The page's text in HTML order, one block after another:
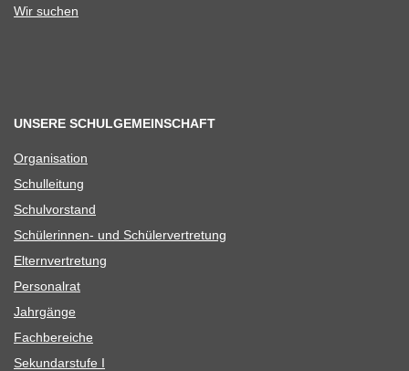
Wir suchen
UNSERE SCHULGEMEINSCHAFT
Orga­ni­sa­tion
Schul­lei­tung
Schul­vor­stand
Schü­le­rin­nen- und Schülervertretung
Eltern­ver­tre­tung
Per­so­nal­rat
Jahr­gänge
Fach­be­rei­che
Sekun­dar­stufe I